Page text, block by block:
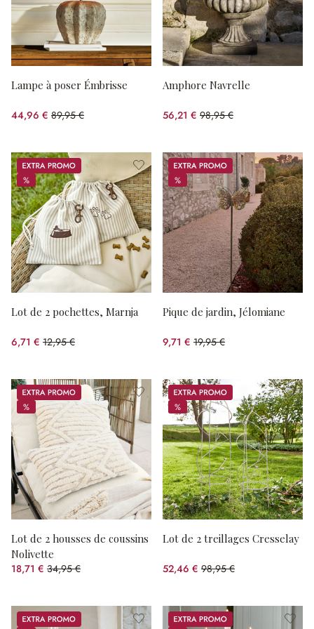
Lampe à poser Émbrisse
44,96 € 89,95 €
(50.02%spared)
Amphore Navrelle
56,21 € 98,95 €
(43.19%spared)
Promos
%
%
Lot de 2 pochettes, Marnja
6,71 € 12,95 €
(48.19%spared)
Promos
%
%
Pique de jardin, Jélomiane
9,71 € 19,95 €
(51.33%spared)
Promos
%
%
Lot de 2 housses de coussins
Nolivette
18,71 € 34,95 €
(46.47%spared)
Promos
%
%
Lot de 2 treillages Cresselay
52,46 € 98,95 €
(46.98%spared)
Promos Promos